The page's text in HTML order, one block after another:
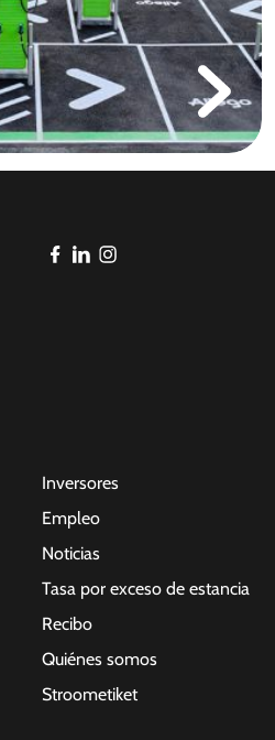
Inversores
Empleo
Noticias
Tasa por exceso de estancia
Recibo
Quiénes somos
Stroometiket